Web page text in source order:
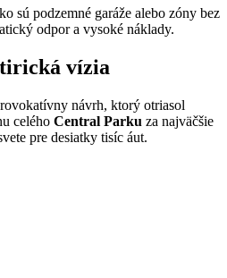
sú podzemné garáže alebo zóny bez
odpor a vysoké náklady.
vízia
návrh, ktorý otriasol
celého Central Parku za najväčšie
pre desiatky tisíc áut.